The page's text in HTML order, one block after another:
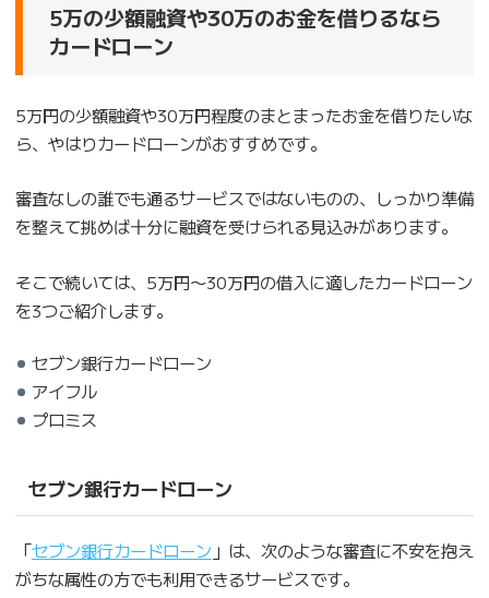
5万の少額融資や30万のお金を借りるなら
カードローン
5万円の少額融資や30万円程度のまとまったお金を借りたいな
ら、やはりカードローンがおすすめです。
審査なしの誰でも通るサービスではないものの、しっかり準備
を整えて挑めば十分に融資を受けられる見込みがあります。
そこで続いては、5万円〜30万円の借入に適したカードローン
を3つご紹介します。
セブン銀行カードローン
アイフル
プロミス
セブン銀行カードローン
「セブン銀行カードローン 」は、次のような審査に不安を抱え
がちな属性の方でも利用できるサービスです。